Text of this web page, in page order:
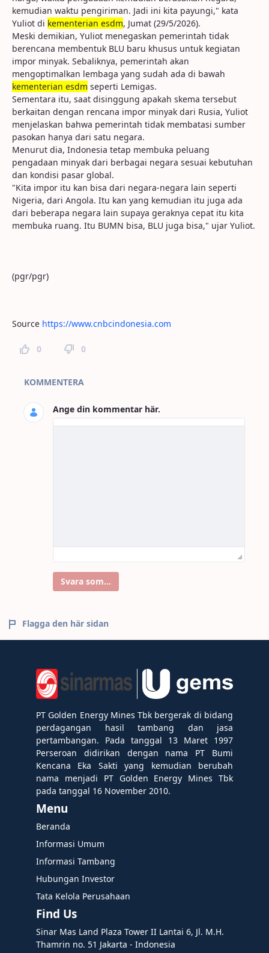
kemudian waktu pengiriman. Jadi ini kita payungi," kata
Yuliot di kementerian esdm, Jumat (29/5/2026).
Meski demikian, Yuliot menegaskan pemerintah tidak
berencana membentuk BLU baru khusus untuk kegiatan
impor minyak. Sebaliknya, pemerintah akan
mengoptimalkan lembaga yang sudah ada di bawah
kementerian esdm seperti Lemigas.
Sementara itu, saat disinggung apakah skema tersebut
berkaitan dengan rencana impor minyak dari Rusia, Yuliot
menjelaskan bahwa pemerintah tidak membatasi sumber
pasokan hanya dari satu negara.
Menurut dia, Indonesia tetap membuka peluang
pengadaan minyak dari berbagai negara sesuai kebutuhan
dan kondisi pasar global.
"Kita impor itu kan bisa dari negara-negara lain seperti
Nigeria, dari Angola. Itu kan yang kemudian itu juga ada
dari beberapa negara lain supaya geraknya cepat itu kita
membuka ruang. Itu BUMN bisa, BLU juga bisa," ujar Yuliot.
(pgr/pgr)
Source https://www.cnbcindonesia.com
0 0
Kommentarer
KOMMENTERA
Ange din kommentar här.
Svara som...
Flagga den här sidan
PT Golden Energy Mines Tbk bergerak di bidang
perdagangan hasil tambang dan jasa
pertambangan. Pada tanggal 13 Maret 1997
Perseroan didirikan dengan nama PT Bumi
Kencana Eka Sakti yang kemudian berubah
nama menjadi PT Golden Energy Mines Tbk
pada tanggal 16 November 2010.
Menu
Beranda
Informasi Umum
Informasi Tambang
Hubungan Investor
Tata Kelola Perusahaan
Find Us
Sinar Mas Land Plaza Tower II Lantai 6, Jl. M.H.
Thamrin no. 51 Jakarta - Indonesia